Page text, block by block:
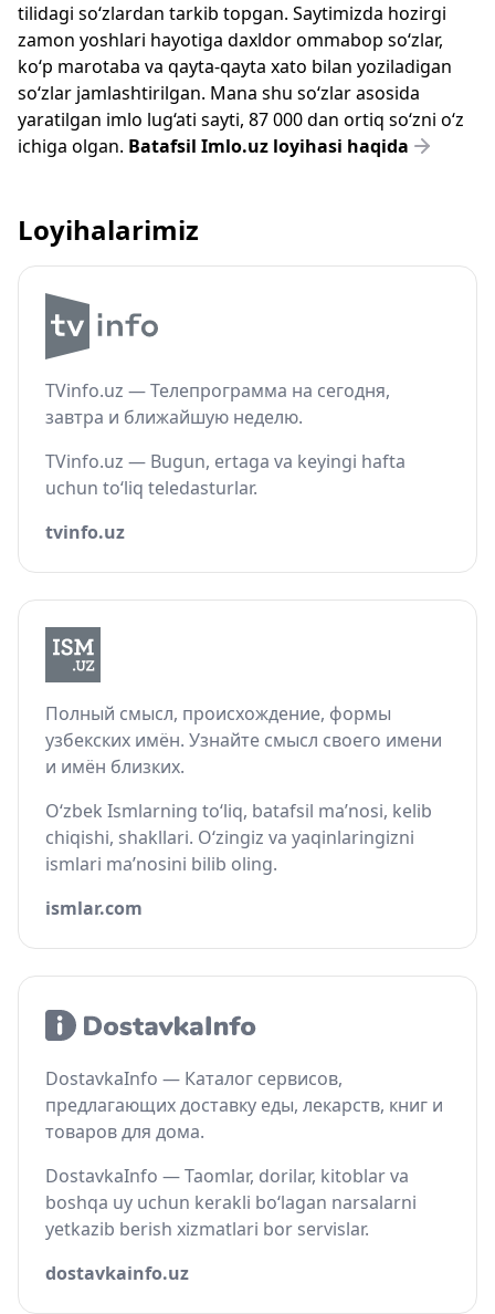
tilidagi so‘zlardan tarkib topgan. Saytimizda hozirgi
zamon yoshlari hayotiga daxldor ommabop so‘zlar,
ko‘p marotaba va qayta-qayta xato bilan yoziladigan
so‘zlar jamlashtirilgan. Mana shu so‘zlar asosida
yaratilgan imlo lug‘ati sayti, 87 000 dan ortiq so‘zni o‘z
ichiga olgan. Batafsil Imlo.uz loyihasi haqida
Loyihalarimiz
TVinfo.uz — Телепрограмма на сегодня,
завтра и ближайшую неделю.
TVinfo.uz — Bugun, ertaga va keyingi hafta
uchun to‘liq teledasturlar.
tvinfo.uz
Полный смысл, происхождение, формы
узбекских имён. Узнайте смысл своего имени
и имён близких.
O‘zbek Ismlarning to‘liq, batafsil ma’nosi, kelib
chiqishi, shakllari. O‘zingiz va yaqinlaringizni
ismlari ma’nosini bilib oling.
ismlar.com
DostavkaInfo — Каталог сервисов,
предлагающих доставку еды, лекарств, книг и
товаров для дома.
DostavkaInfo — Taomlar, dorilar, kitoblar va
boshqa uy uchun kerakli bo‘lagan narsalarni
yetkazib berish xizmatlari bor servislar.
dostavkainfo.uz